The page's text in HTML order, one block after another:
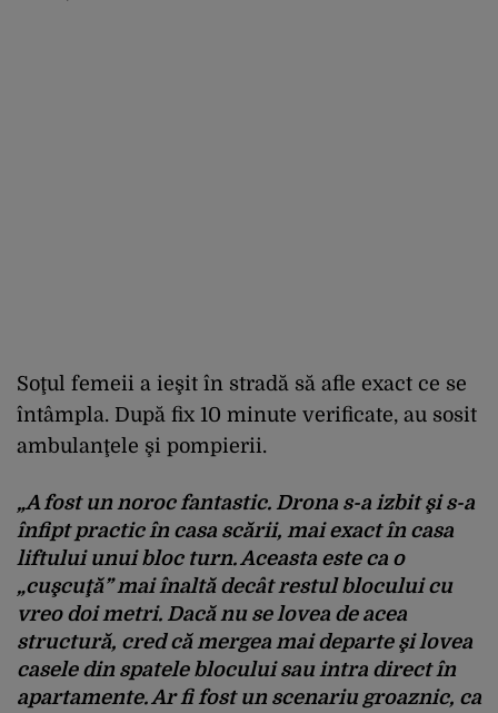
Soţul femeii a ieşit în stradă să afle exact ce se
întâmpla. După fix 10 minute verificate, au sosit
ambulanţele şi pompierii.
„A fost un noroc fantastic. Drona s-a izbit şi s-a
înfipt practic în casa scării, mai exact în casa
liftului unui bloc turn. Aceasta este ca o
„cuşcuţă” mai înaltă decât restul blocului cu
vreo doi metri. Dacă nu se lovea de acea
structură, cred că mergea mai departe şi lovea
casele din spatele blocului sau intra direct în
apartamente. Ar fi fost un scenariu groaznic, ca